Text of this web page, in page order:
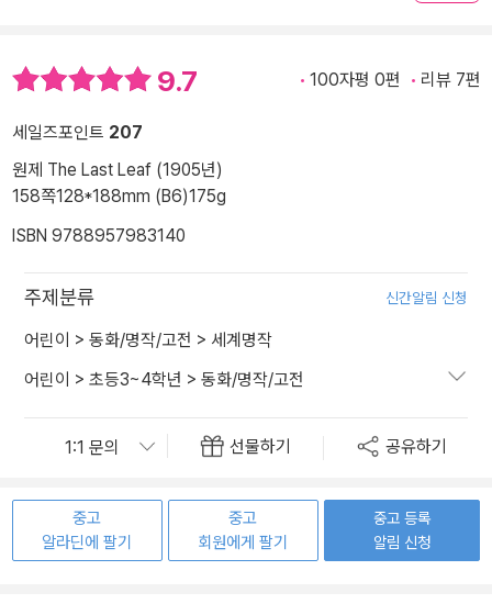
9.7 100자평 0편 리뷰 7편
세일즈포인트 207
원제 The Last Leaf (1905년)
158쪽128*188mm (B6)175g
ISBN 9788957983140
주제분류 신간알림 신청
어린이 > 동화/명작/고전 > 세계명작
어린이 > 초등3~4학년 > 동화/명작/고전
선물하기 공유하기
중고
알라딘에 팔기
중고
회원에게 팔기
중고 등록
알림 신청